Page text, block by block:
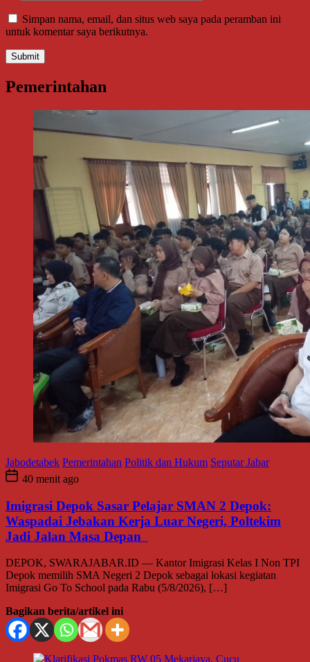
Simpan nama, email, dan situs web saya pada peramban ini
untuk komentar saya berikutnya.
Pemerintahan
Jabodetabek Pemerintahan Politik dan Hukum Seputar Jabar
40 menit ago
Imigrasi Depok Sasar Pelajar SMAN 2 Depok:
Waspadai Jebakan Kerja Luar Negeri, Poltekim
Jadi Jalan Masa Depan
DEPOK, SWARAJABAR.ID — Kantor Imigrasi Kelas I Non TPI
Depok memilih SMA Negeri 2 Depok sebagai lokasi kegiatan
Imigrasi Go To School pada Rabu (5/8/2026), […]
Bagikan berita/artikel ini